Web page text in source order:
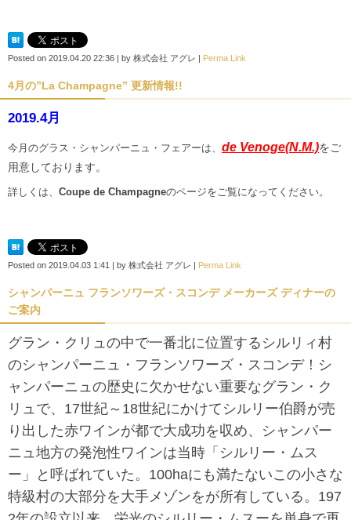
Posted on 2019.04.20 22:36 | by 株式会社 アグレ | Perma Link
4月の”La Champagne” 更新情報!!
2019.4月
今月のグラス・シャンパーニュ・フェアーは、 de Venoge(N.M.)をご
用意しております。
詳しくは、 Coupe de Champagneのページをご覧になってください。
Posted on 2019.04.03 1:41 | by 株式会社 アグレ | Perma Link
シャンパーニュ フランソワーズ・スコンデ メーカーズ ディナーの
ご案内
グラン・クリュの中で一番北に位置するシルリィ村
のシャンパーニュ・フランソワーズ・スコンデ！ シ
ャンパーニュの歴史に欠かせない重要なグラン・ク
リュで、17世紀～18世紀にかけてシルリー伯爵が売
り出した赤ワインが都で大成功を収め、シャンパー
ニュ地方の発泡性ワインは当時「シルリー・ムス
ー」と呼ばれていた。100haにも満たないこの小さな
特級村の大部分を大手メゾンをが所有している。197